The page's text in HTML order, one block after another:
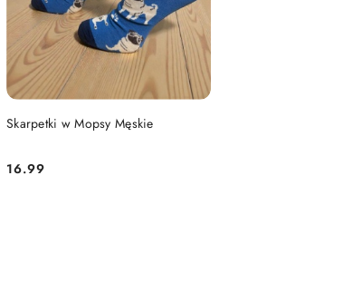
Skarpetki w Mopsy Męskie
Cena:
16.99
DO KOSZYKA